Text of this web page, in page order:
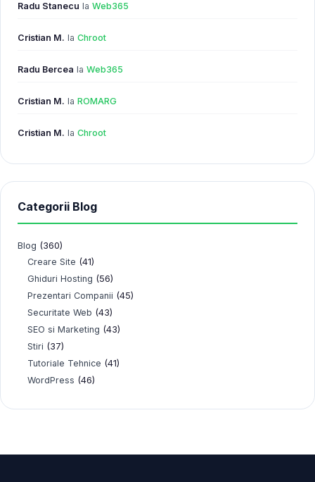
Radu Stanecu la Web365
Cristian M. la Chroot
Radu Bercea la Web365
Cristian M. la ROMARG
Cristian M. la Chroot
Categorii Blog
Blog (360)
Creare Site (41)
Ghiduri Hosting (56)
Prezentari Companii (45)
Securitate Web (43)
SEO si Marketing (43)
Stiri (37)
Tutoriale Tehnice (41)
WordPress (46)